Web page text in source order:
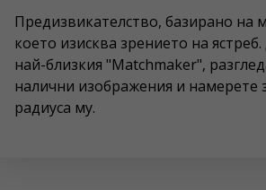
Предизвикателство, базирано на
което изисква зрението на
най-близкия "Matchmaker",
налични изображения и намерете
радиуса му.